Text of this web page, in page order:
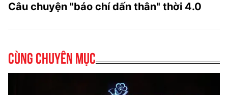
Câu chuyện "báo chí dấn thân" thời 4.0
Cùng chuyên mục